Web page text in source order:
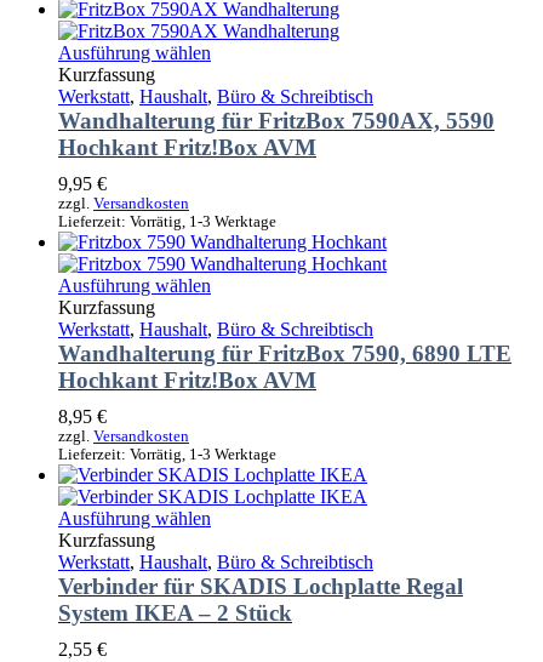
Ausführung wählen
weist
mehrere
Varianten
auf.
können
auf
der
Produktseite
werden
Kurzfassung
Werkstatt, Haushalt, Büro & Schreibtisch
Wandhalterung für FritzBox 7590AX, 5590
Hochkant Fritz!Box AVM
9,95 €
zzgl. Versandkosten
Lieferzeit: Vorrätig, 1-3 Werktage
Ausführung wählen
weist
mehrere
Varianten
auf.
können
auf
der
Produktseite
werden
Kurzfassung
Werkstatt, Haushalt, Büro & Schreibtisch
Wandhalterung für FritzBox 7590, 6890 LTE
Hochkant Fritz!Box AVM
8,95 €
zzgl. Versandkosten
Lieferzeit: Vorrätig, 1-3 Werktage
Ausführung wählen
weist
mehrere
Varianten
auf.
Kurzfassung
Werkstatt, Haushalt, Büro & Schreibtisch
Verbinder für SKADIS Lochplatte Regal
System IKEA – 2 Stück
2,55 €